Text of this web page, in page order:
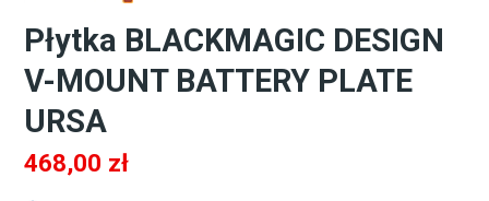
Płytka BLACKMAGIC DESIGN
V-MOUNT BATTERY PLATE
URSA
468,00 zł